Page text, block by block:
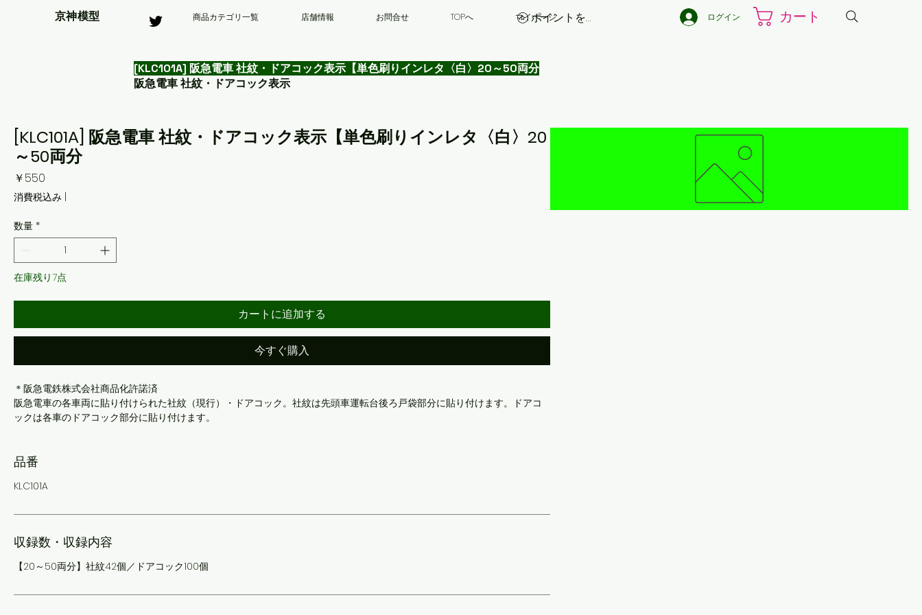
京神模型 ログイン
ポイントを表示 カート
商品カテゴリ一覧 店舗情報 お問合せ TOPへ マイページ
[KLC101A] 阪急電車 社紋・ドアコック表示【単色刷りインレタ〈白〉20～50両分
阪急電車 社紋・ドアコック表示
[KLC101A] 阪急電車 社紋・ドアコック表示【単色刷りインレタ〈白〉20
～50両分
￥550
格
消費税込み
数量 *
在庫残り7点
カートに追加する
今すぐ購入
＊阪急電鉄株式会社商品化許諾済
阪急電車の各車両に貼り付けられた社紋（現行）・ドアコック。社紋は先頭車運転台後ろ戸袋部分に貼り付けます。ドアコ
ックは各車のドアコック部分に貼り付けます。
品番
KLC101A
収録数・収録内容
【20～50両分】社紋42個／ドアコック100個